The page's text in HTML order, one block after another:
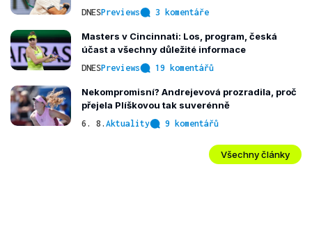
DNESPreviews 3 komentáře
Masters v Cincinnati: Los, program, česká
účast a všechny důležité informace
DNESPreviews 19 komentářů
Nekompromisní? Andrejevová prozradila, proč
přejela Plíškovou tak suverénně
6. 8. Aktuality 9 komentářů
Všechny články